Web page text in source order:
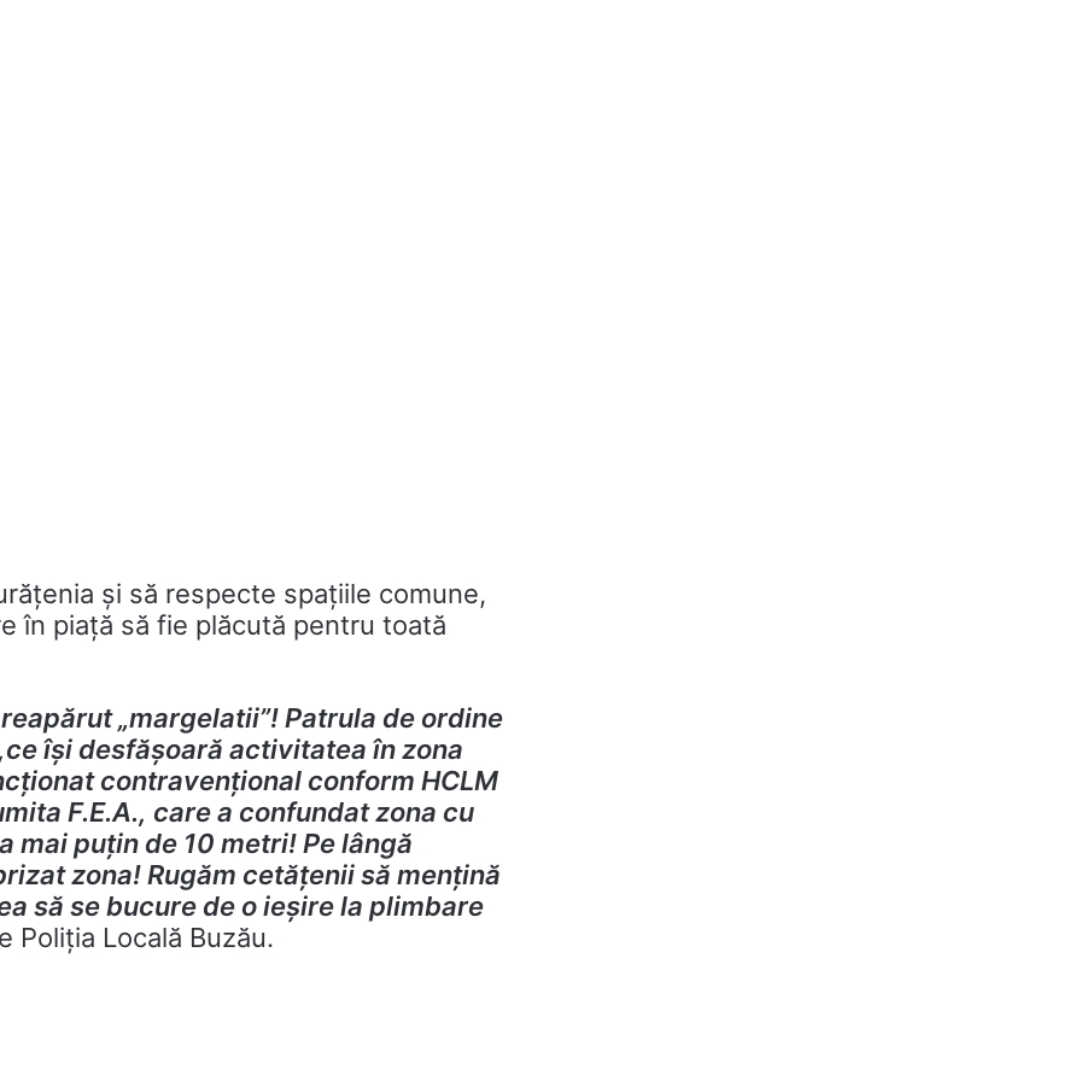
și să respecte spațiile comune,
în piață să fie plăcută pentru toată
„margelatii”! Patrula de ordine
își desfășoară activitatea în zona
contravențional conform HCLM
F.E.A., care a confundat zona cu
mai puțin de 10 metri! Pe lângă
zona! Rugăm cetățenii să mențină
să se bucure de o ieșire la plimbare
Poliția Locală Buzău.